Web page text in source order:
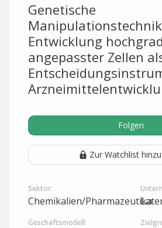
Genetische
Entwicklung
angepasster Zellen
Folgen
Zur Watchlist
Sektor:
Chemikalien/Pharmazeutika
Geschäftsmodell: